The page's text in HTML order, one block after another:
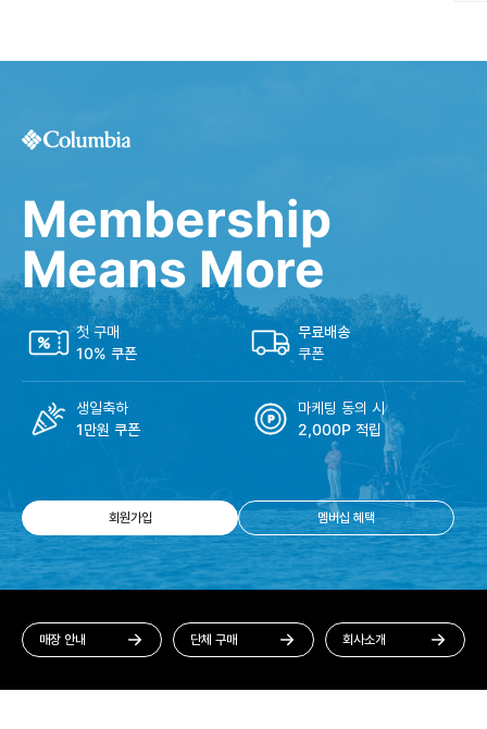
Membership
Means More
첫 구매
10% 쿠폰
무료배송
쿠폰
생일축하
1만원 쿠폰
마케팅 동의 시
2,000P 적립
회원가입 멤버십 혜택
매장 안내 단체 구매 회사소개